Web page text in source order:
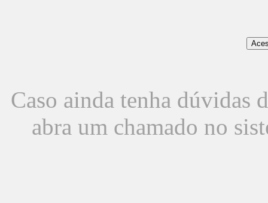
Caso ainda tenha dúvidas
abra um chamado no